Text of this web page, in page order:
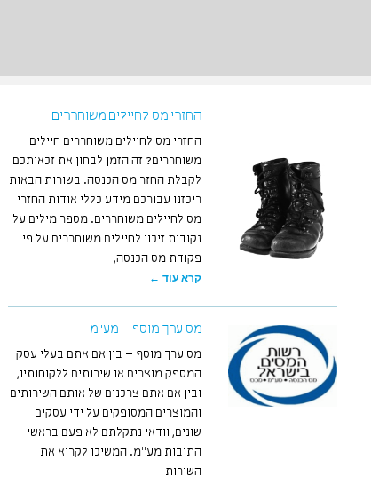
החזרי מס לחיילים משוחררים
החזרי מס לחיילים משוחררים חיילים
משוחררים? זה הזמן לבחון את זכאותכם
לקבלת החזר מס הכנסה. בשורות הבאות
ריכזנו עבורכם מידע כללי אודות החזרי
מס לחיילים משוחררים. מספר מילים על
נקודות זיכוי לחיילים משוחררים על פי
פקודת מס הכנסה,
קרא עוד ←
מס ערך מוסף – מע"מ
מס ערך מוסף – בין אם אתם בעלי עסק
המספק מוצרים או שירותים ללקוחותיו,
ובין אם אתם צרכנים של אותם השירותים
והמוצרים המסופקים על ידי עסקים
שונים, וודאי נתקלתם לא פעם בראשי
התיבות מע"מ. המשיכו לקרוא את
השורות